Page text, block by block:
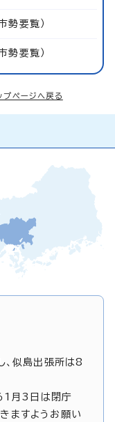
勢要覧）
勢要覧）
プページへ戻る
似島出張所は8
1月3日は閉庁
ますようお願い